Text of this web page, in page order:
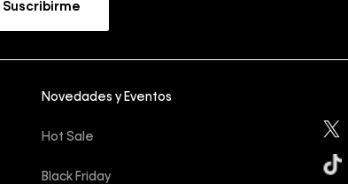
Suscribirme
Novedades y Eventos
Hot Sale
Black Friday